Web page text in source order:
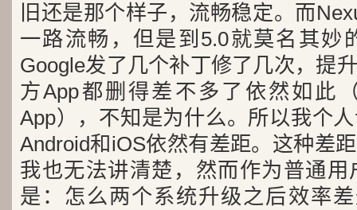
旧还是那个样子，流畅稳定。而
一路流畅，但是到5.0就莫名其妙
Google发了几个补丁修了几次，提
方App都删得差不多了依然如此
App），不知是为什么。所以我个
Android和 iOS依然有差距。这种差
我也无法讲清楚，然而作为普通
是：怎么两个系统升级之后效率